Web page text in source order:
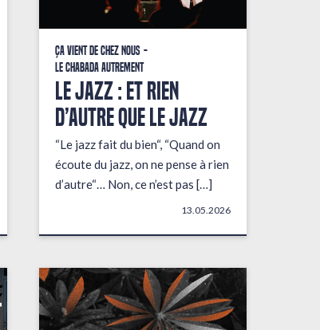
Ça vient de chez nous
Le Chabada autrement
LE JAZZ : ET RIEN
D’AUTRE QUE LE JAZZ
“Le jazz fait du bien“, “Quand on
écoute du jazz, on ne pense à rien
d’autre“… Non, ce n’est pas […]
13.05.2026